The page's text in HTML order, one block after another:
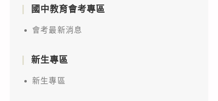
國中教育會考專區
會考最新消息
新生專區
新生專區